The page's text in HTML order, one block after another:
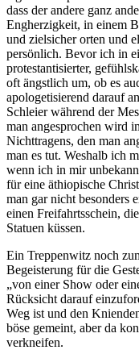
dass der andere ganz
Engherzigkeit, in einem
und zielsicher orten und
persönlich. Bevor ich in
protestantisierter,
oft ängstlich um, ob es
apologetisierend darauf
Schleier während der
man angesprochen wird
Nichttragens, den man
man es tut. Weshalb ich
wenn ich in mir
für eine äthiopische
man gar nicht besonders
einen Freifahrtsschein,
Statuen küssen.
Ein Treppenwitz noch
Begeisterung für die
„von einer Show oder
Rücksicht darauf
Weg ist und den
böse gemeint, aber da
verkneifen.